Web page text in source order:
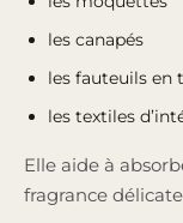
les canapés
les fauteuils en
les textiles
Elle aide à
fragrance